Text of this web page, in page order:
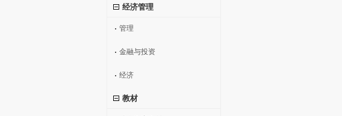
经济管理
管理
金融与投资
经济
教材